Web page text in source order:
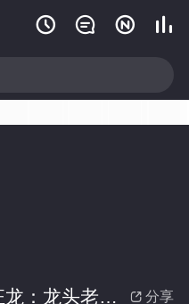
   
 分享
护女狂龙：龙头老爹出山了(全集)